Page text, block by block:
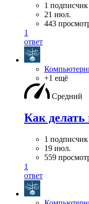
1 подписчик
21 июл.
443
1
ответ
+1 ещё
Средний
Как
1 подписчик
19 июл.
559
1
ответ